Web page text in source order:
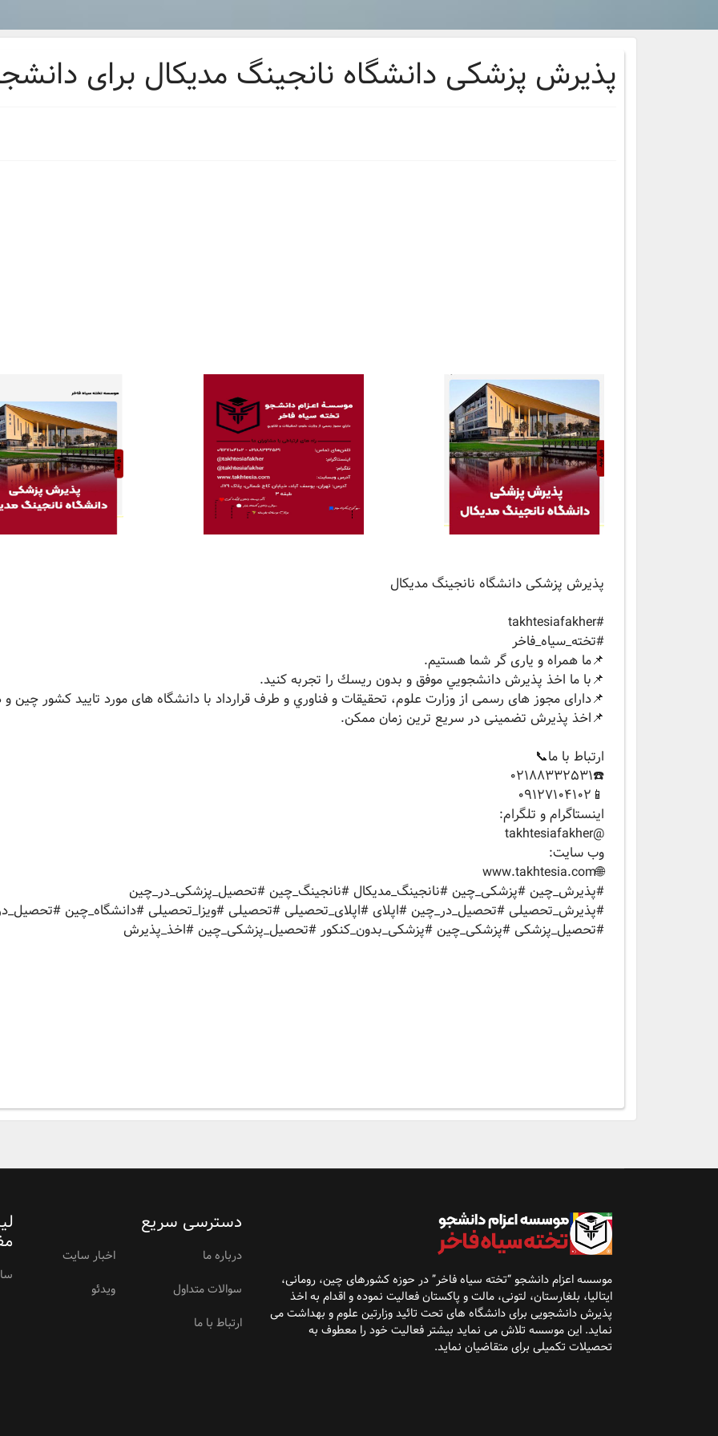
پذیرش پزشکی دانشگاه نانجینگ مدیکال برای
پذیرش پزشکی دانشگاه نانجینگ مدیکال
‏#takhtesiafakher
#تخته_سیاه_فاخر
📌ما همراه و یاری گر شما هستیم.
📌با ما اخذ پذيرش دانشجويي موفق و بدون ريسك را تجربه کنید.
📌دارای مجوز های رسمی از وزارت علوم، تحقيقات و فناوري و طرف قرارداد با دانشگاه های مورد تایید کشور چین
📌اخذ پذیرش تضمینی در سریع ترین زمان ممکن.
ارتباط با ما📞
☎️02188332531
📱09127104102
‏اينستاگرام و تلگرام:
‏@takhtesiafakher
وب سايت:
‏🌐www.takhtesia.com
#پذیرش_چین #پزشکی_چین #نانجینگ_مدیکال #نانجینگ_چین #تحصیل_پزشکی_در_چین
#پذیرش_تحصیلی #تحصیل_در_چین #اپلای #اپلای_تحصیلی #تحصیلی #ویزا_تحصیلی #دانشگاه_چین
#تحصیل_پزشکی #پزشکی_چین #پزشکی_بدون_کنکور #تحصیل_پزشکی_چین #اخذ_پذیرش
موسسه اعزام دانشجو “تخته سیاه فاخر” در حوزه کشورهای چین، رومانی،
ایتالیا، بلغارستان، لتونی، مالت و پاکستان فعالیت نموده و اقدام به اخذ
پذیرشدانشجویی برای دانشگاه های تحت تائید وزارتین علوم و بهداشت می
نماید. این موسسه تلاش می نماید بیشتر فعالیت خود را معطوف به
تحصیلات تکمیلی برای متقاضیان نماید.
دسترسی سریع
درباره ما
سوالات متداول
ارتباط با ما
اخبار سایت
ویدئو